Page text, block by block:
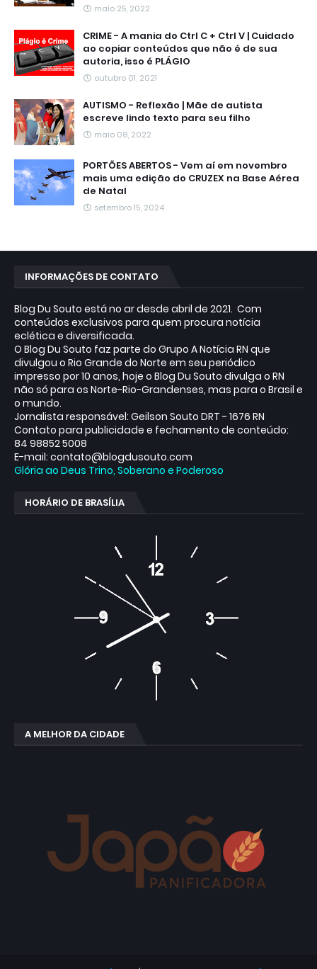
maio 25, 2022
CRIME - A mania do Ctrl C + Ctrl V | Cuidado
ao copiar conteúdos que não é de sua
autoria, isso é PLÁGIO
outubro 01, 2021
AUTISMO - Reflexão | Mãe de autista
escreve lindo texto para seu filho
maio 08, 2022
PORTÕES ABERTOS - Vem aí em novembro
mais uma edição do CRUZEX na Base Aérea
de Natal
setembro 15, 2024
INFORMAÇÕES DE CONTATO
Blog Du Souto está no ar desde abril de 2021. Com
conteúdos exclusivos para quem procura notícia
eclética e diversificada.
O Blog Du Souto faz parte do Grupo A Notícia RN que
divulgou o Rio Grande do Norte em seu periódico
impresso por 10 anos, hoje o Blog Du Souto divulga o RN
não só para os Norte-Rio-Grandenses, mas para o Brasil e
o mundo.
Jornalista responsável: Geilson Souto DRT - 1676 RN
Contato para publicidade e fechamento de conteúdo:
84 98852 5008
E-mail: contato@blogdusouto.com
Glória ao Deus Trino, Soberano e Poderoso
HORÁRIO DE BRASÍLIA
A MELHOR DA CIDADE